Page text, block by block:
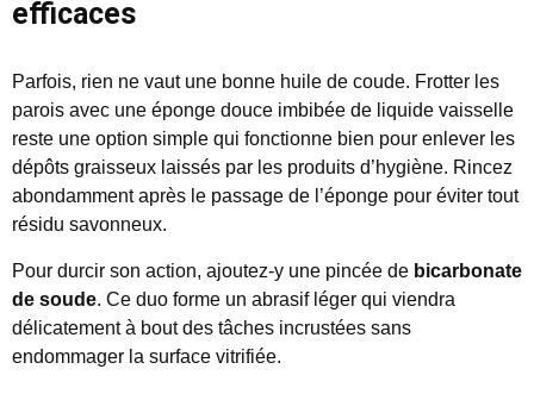
efficaces
Parfois, rien ne vaut une bonne huile de coude. Frotter les
parois avec une éponge douce imbibée de liquide vaisselle
reste une option simple qui fonctionne bien pour enlever les
dépôts graisseux laissés par les produits d’hygiène. Rincez
abondamment après le passage de l’éponge pour éviter tout
résidu savonneux.
Pour durcir son action, ajoutez-y une pincée de bicarbonate
de soude. Ce duo forme un abrasif léger qui viendra
délicatement à bout des tâches incrustées sans
endommager la surface vitrifiée.